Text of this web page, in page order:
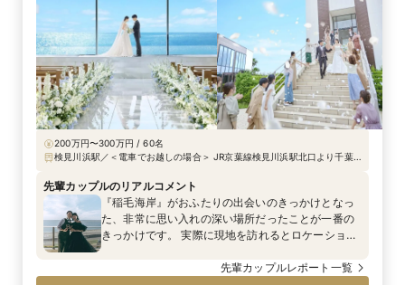
200万円〜300万円 / 60名
検見川浜駅／​​​​​​​＜電車でお越しの場合＞ JR京葉線検見川浜駅北口より千葉
口より千葉海浜交通バス18分「稲毛ヨットハーバー」終点下車 ＜車でお越
しの場合＞ 国道14号・357号浅間神社交差点を海側へ曲がり、約2km直進
し、海浜大通りを右折し約1km。(駐車場有)
先輩カップルのリアルコメント
『稲毛海岸』がおふたりの出会いのきっかけとなっ
た、非常に思い入れの深い場所だったことが一番の
きっかけです。 実際に現地を訪れるとロケーショ
しやすい立地であった点や、事前に友人からの評判
先輩カップルレポート一覧